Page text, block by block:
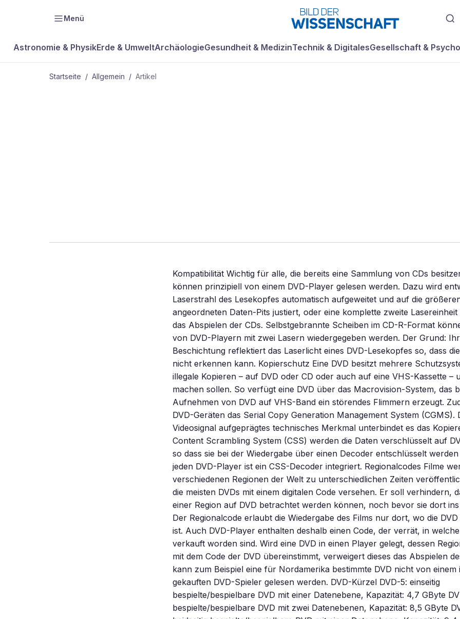
Menü
Astronomie & PhysikErde & UmweltArchäologieGesundheit & MedizinTechnik & DigitalesGesellschaft &
Startseite / Allgemein / Artikel
Kompatibilität Wichtig für alle, die bereits eine Sammlung von CDs
können prinzipiell von einem DVD-Player gelesen werden. Dazu wird
Laserstrahl des Lesekopfes automatisch aufgeweitet und auf die
angeordneten Daten-Pits justiert, oder eine komplette zweite
das Abspielen der CDs. Selbstgebrannte Scheiben im CD-R-Format
von DVD-Playern mit zwei Lasern wiedergegeben werden. Der Grund:
Beschichtung reflektiert das Laserlicht eines DVD-Lesekopfes so, dass
nicht erkennen kann. Kopierschutz Eine DVD besitzt mehrere
illegale Kopieren – auf DVD oder CD oder auch auf eine VHS-Kassette –
machen sollen. So verfügt eine DVD über das Macrovision-System, das
Aufnehmen von DVD auf VHS-Band ein störendes Flimmern erzeugt.
DVD-Geräten das Serial Copy Generation Management System (CGMS).
Videosignal aufgeprägtes technisches Merkmal unterbindet es das
Content Scrambling System (CSS) werden die Daten verschlüsselt auf
so dass sie bei der Wiedergabe über einen Decoder entschlüsselt
jeden DVD-Player ist ein CSS-Decoder integriert. Regionalcodes Filme
verschiedenen Regionen der Welt zu unterschiedlichen Zeiten
die meisten DVDs mit einem digitalen Code versehen. Er soll verhindern,
einer Region auf DVD betrachtet werden können, noch bevor sie dort
Der Regionalcode erlaubt die Wiedergabe des Films nur dort, wo die
ist. Auch DVD-Player enthalten deshalb einen Code, der verrät, in
verkauft worden sind. Wird eine DVD in einen Player gelegt, dessen
mit dem Code der DVD übereinstimmt, verweigert dieses das Abspielen
kann zum Beispiel eine für Nordamerika bestimmte DVD nicht von einem
gekauften DVD-Spieler gelesen werden. DVD-Kürzel DVD-5: einseitig
bespielte/bespielbare DVD mit einer Datenebene, Kapazität: 4,7 GByte
bespielte/bespielbare DVD mit zwei Datenebenen, Kapazität: 8,5 GByte